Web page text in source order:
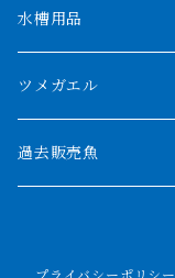
ザイールグリーン
パルマス
ポーリー
セネガルス
1500mm
1800mm
2000mm以上
水槽用品
ツメガエル
過去販売魚